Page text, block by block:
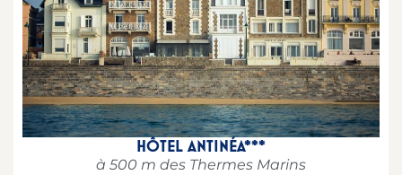
HÔTEL ANTINÉA***
à 500 m des Thermes Marins